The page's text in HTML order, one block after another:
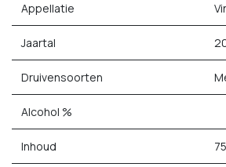
Appellatie
Jaartal
Druivensoorten
Alcohol %
Inhoud